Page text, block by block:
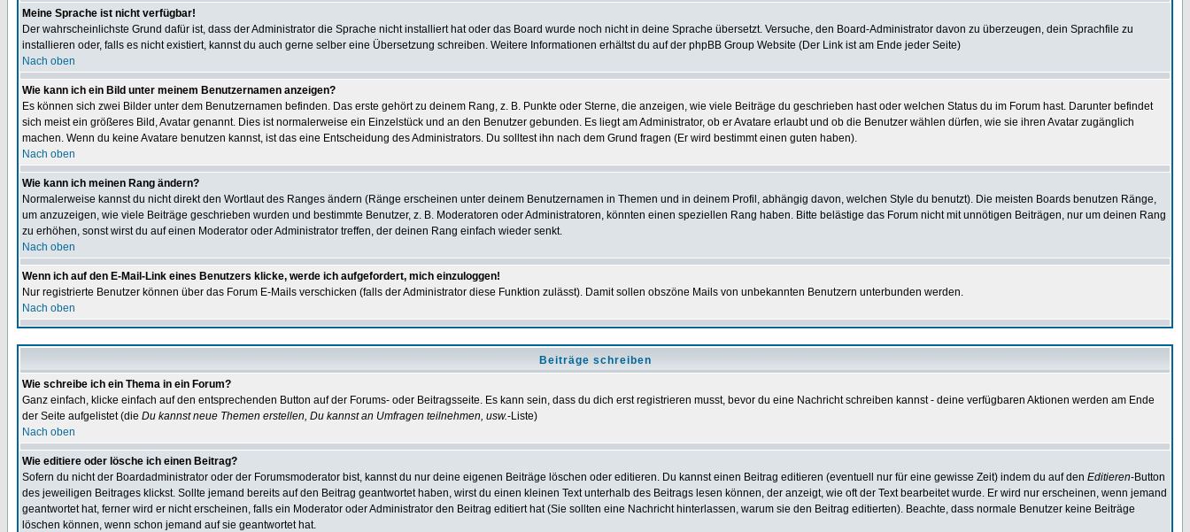
Meine Sprache ist nicht verfügbar!
Der wahrscheinlichste Grund dafür ist, dass der Administrator die Sprache nicht installiert hat oder das Board wurde noch nicht in deine Sprache übersetzt. Versuche, den Board-Administrator davon zu überzeugen, dein Sprachfile zu
installieren oder, falls es nicht existiert, kannst du auch gerne selber eine Übersetzung schreiben. Weitere Informationen erhältst du auf der phpBB Group Website (Der Link ist am Ende jeder Seite)
Nach oben
Wie kann ich ein Bild unter meinem Benutzernamen anzeigen?
Es können sich zwei Bilder unter dem Benutzernamen befinden. Das erste gehört zu deinem Rang, z. B. Punkte oder Sterne, die anzeigen, wie viele Beiträge du geschrieben hast oder welchen Status du im Forum hast. Darunter befindet
sich meist ein größeres Bild, Avatar genannt. Dies ist normalerweise ein Einzelstück und an den Benutzer gebunden. Es liegt am Administrator, ob er Avatare erlaubt und ob die Benutzer wählen dürfen, wie sie ihren Avatar zugänglich
machen. Wenn du keine Avatare benutzen kannst, ist das eine Entscheidung des Administrators. Du solltest ihn nach dem Grund fragen (Er wird bestimmt einen guten haben).
Nach oben
Wie kann ich meinen Rang ändern?
Normalerweise kannst du nicht direkt den Wortlaut des Ranges ändern (Ränge erscheinen unter deinem Benutzernamen in Themen und in deinem Profil, abhängig davon, welchen Style du benutzt). Die meisten Boards benutzen Ränge,
um anzuzeigen, wie viele Beiträge geschrieben wurden und bestimmte Benutzer, z. B. Moderatoren oder Administratoren, könnten einen speziellen Rang haben. Bitte belästige das Forum nicht mit unnötigen Beiträgen, nur um deinen Rang
zu erhöhen, sonst wirst du auf einen Moderator oder Administrator treffen, der deinen Rang einfach wieder senkt.
Nach oben
Wenn ich auf den E-Mail-Link eines Benutzers klicke, werde ich aufgefordert, mich einzuloggen!
Nur registrierte Benutzer können über das Forum E-Mails verschicken (falls der Administrator diese Funktion zulässt). Damit sollen obszöne Mails von unbekannten Benutzern unterbunden werden.
Nach oben
Beiträge schreiben
Wie schreibe ich ein Thema in ein Forum?
Ganz einfach, klicke einfach auf den entsprechenden Button auf der Forums- oder Beitragsseite. Es kann sein, dass du dich erst registrieren musst, bevor du eine Nachricht schreiben kannst - deine verfügbaren Aktionen werden am Ende
der Seite aufgelistet (die Du kannst neue Themen erstellen, Du kannst an Umfragen teilnehmen, usw.-Liste)
Nach oben
Wie editiere oder lösche ich einen Beitrag?
Sofern du nicht der Boardadministrator oder der Forumsmoderator bist, kannst du nur deine eigenen Beiträge löschen oder editieren. Du kannst einen Beitrag editieren (eventuell nur für eine gewisse Zeit) indem du auf den Editieren-Button
des jeweiligen Beitrages klickst. Sollte jemand bereits auf den Beitrag geantwortet haben, wirst du einen kleinen Text unterhalb des Beitrags lesen können, der anzeigt, wie oft der Text bearbeitet wurde. Er wird nur erscheinen, wenn jemand
geantwortet hat, ferner wird er nicht erscheinen, falls ein Moderator oder Administrator den Beitrag editiert hat (Sie sollten eine Nachricht hinterlassen, warum sie den Beitrag editierten). Beachte, dass normale Benutzer keine Beiträge
löschen können, wenn schon jemand auf sie geantwortet hat.